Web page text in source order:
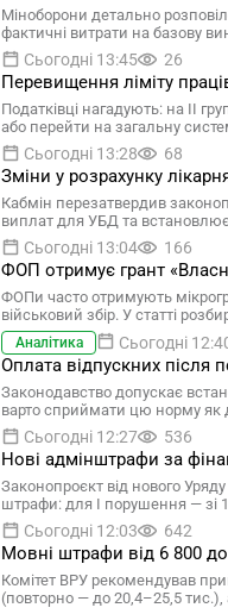
Міноборони детально
фактичні витрати на базову
Сьогодні 13:45 26
Перевищення ліміту
Податківці нагадують: на II
або перейти на загальну
Сьогодні 13:28 68
Зміни у розрахунку
Кабмін перезатвердив
виплат для УБД та
Сьогодні 13:04 166
ФОП отримує грант
ФОПи часто отримують
військовий збір. У статті
Аналітика Сьогодні
Оплата відпускних після
Законодавство допускає
варто сприймати цю норму як
Сьогодні 12:27 536
Нові адмінштрафи за
Законопроєкт від нового
штрафи: для І порушення — зі
Сьогодні 12:03 642
Мовні штрафи від 6 800
Комітет ВРУ рекомендував
(повторно — до 20,4–25,5